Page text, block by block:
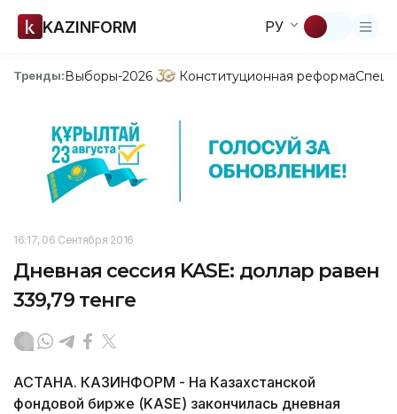
KAZINFORM РУ
Тренды:Выборы-2026 Конституционная реформа
16:17, 06 Сентября 2016
Дневная сессия KASE: доллар равен
339,79 тенге
АСТАНА. КАЗИНФОРМ - На Казахстанской
фондовой бирже (KASE) закончилась дневная